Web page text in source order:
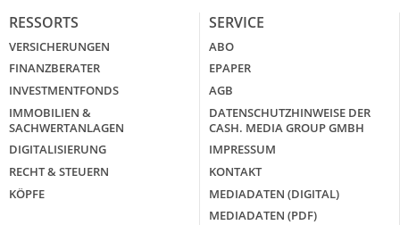
RESSORTS
VERSICHERUNGEN
FINANZBERATER
INVESTMENTFONDS
IMMOBILIEN &
SACHWERTANLAGEN
DIGITALISIERUNG
RECHT & STEUERN
KÖPFE
SERVICE
ABO
EPAPER
AGB
DATENSCHUTZHINWEISE DER
CASH. MEDIA GROUP GMBH
IMPRESSUM
KONTAKT
MEDIADATEN (DIGITAL)
MEDIADATEN (PDF)